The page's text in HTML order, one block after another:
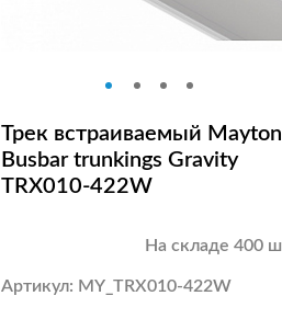
Трек встраиваемый
Busbar trunkings Gravity
TRX010-422W
На складе 400
Артикул: MY_TRX010-422W